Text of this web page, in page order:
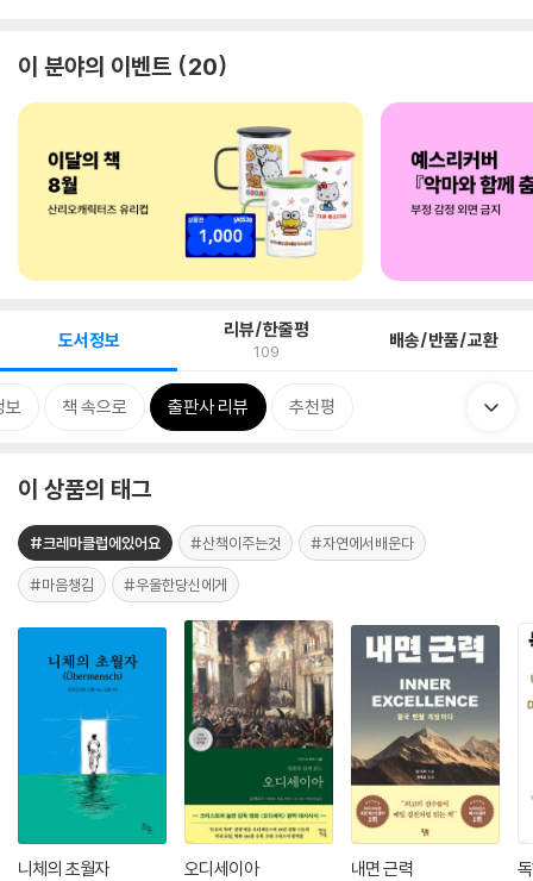
이 분야의 이벤트 20
도서정보 리뷰/한줄평
109 배송/반품/교환
보 책 속으로 출판사 리뷰 추천평
이 상품의 태그
#크레마클럽에있어요 #산책이주는것 #자연에서배운다
#마음챙김 #우울한당신에게
니체의 초월자 오디세이아 내면 근력